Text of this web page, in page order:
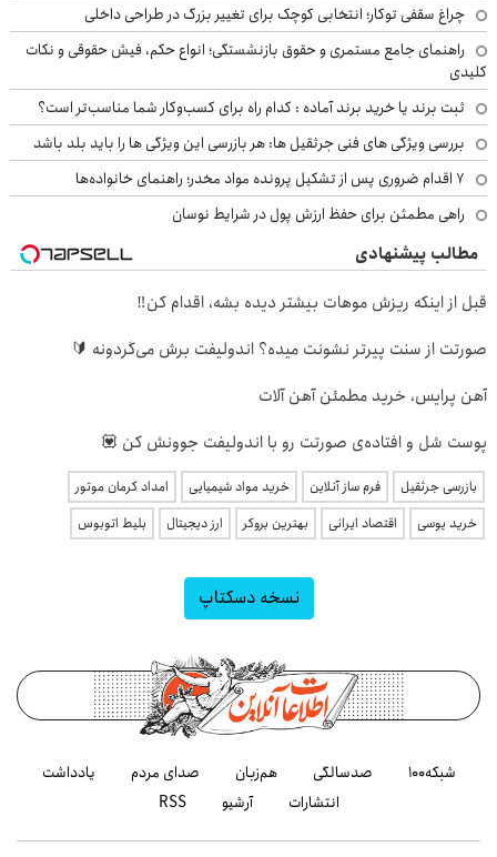
چراغ سقفی توکار؛ انتخابی کوچک برای تغییر بزرگ در طراحی داخلی
راهنمای جامع مستمری و حقوق بازنشستگی؛ انواع حکم، فیش حقوقی و نکات
کلیدی
ثبت برند یا خرید برند آماده : کدام راه برای کسب‌وکار شما مناسب‌تر است؟
بررسی ویژگی های فنی جرثقیل ها: هر بازرسی این ویژگی ها را باید بلد باشد
۷ اقدام ضروری پس از تشکیل پرونده مواد مخدر؛ راهنمای خانواده‌ها
راهی مطمئن برای حفظ ارزش پول در شرایط نوسان
مطالب پیشنهادی
قبل از اینکه ریزش موهات بیشتر دیده بشه، اقدام کن‼️
صورتت از سنت پیرتر نشونت میده؟ اندولیفت برش می‌گردونه 🔰
آهن پرایس، خرید مطمئن آهن آلات
پوست شل و افتاده‌ی صورتت رو با اندولیفت جوونش کن 💟
بازرسی جرثقیل فرم ساز آنلاین خرید مواد شیمیایی
امداد کرمان موتور
خرید یوسی
اقتصاد ایرانی بهترین بروکر ارز دیجیتال بلیط اتوبوس
نسخه دسکتاپ
شبکه۱۰۰ صدسالگی هم‌زبان صدای مردم
یادداشت
انتشارات
آرشیو RSS